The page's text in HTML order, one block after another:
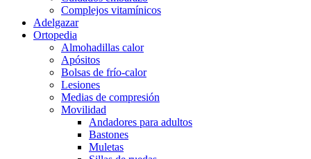
Complejos vitamínicos
Adelgazar
Ortopedia
Almohadillas calor
Apósitos
Bolsas de frío-calor
Lesiones
Medias de compresión
Movilidad
Andadores para adultos
Bastones
Muletas